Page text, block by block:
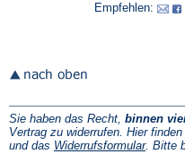
Empfehlen:
Sie haben das Recht, binnen
Vertrag zu widerrufen. Hier
und das Widerrufsformular(Öffnet
. Bitte